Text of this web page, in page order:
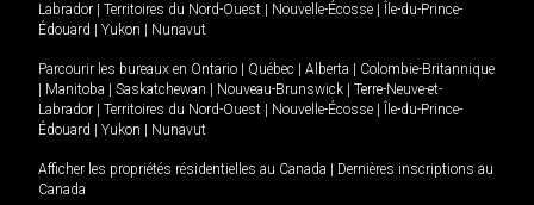
Labrador
Territoires du Nord-Ouest Nouvelle-Écosse
Île-du-Prince-
Édouard
Yukon Nunavut
Parcourir les bureaux en Ontario Québec Alberta
Colombie-Britannique
Manitoba Saskatchewan Nouveau-Brunswick
Terre-Neuve-et-
Labrador
Territoires du Nord-Ouest Nouvelle-Écosse
Île-du-Prince-
Édouard
Yukon Nunavut
Afficher les propriétés résidentielles au Canada
Dernières inscriptions au
Canada